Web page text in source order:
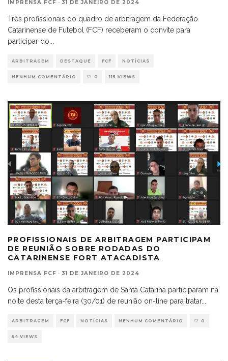
IMPRENSA FCF · 31 DE JANEIRO DE 2024
Três profissionais do quadro de arbitragem da Federação
Catarinense de Futebol (FCF) receberam o convite para
participar do
ARBITRAGEM DESTAQUE FCF NOTÍCIAS
NENHUM COMENTÁRIO 0 115 VIEWS
PROFISSIONAIS DE ARBITRAGEM PARTICIPAM
DE REUNIÃO SOBRE RODADAS DO
CATARINENSE FORT ATACADISTA
IMPRENSA FCF · 31 DE JANEIRO DE 2024
Os profissionais da arbitragem de Santa Catarina participaram na
noite desta terça-feira (30/01) de reunião on-line para tratar...
ARBITRAGEM FCF NOTÍCIAS NENHUM COMENTÁRIO 0
54 VIEWS